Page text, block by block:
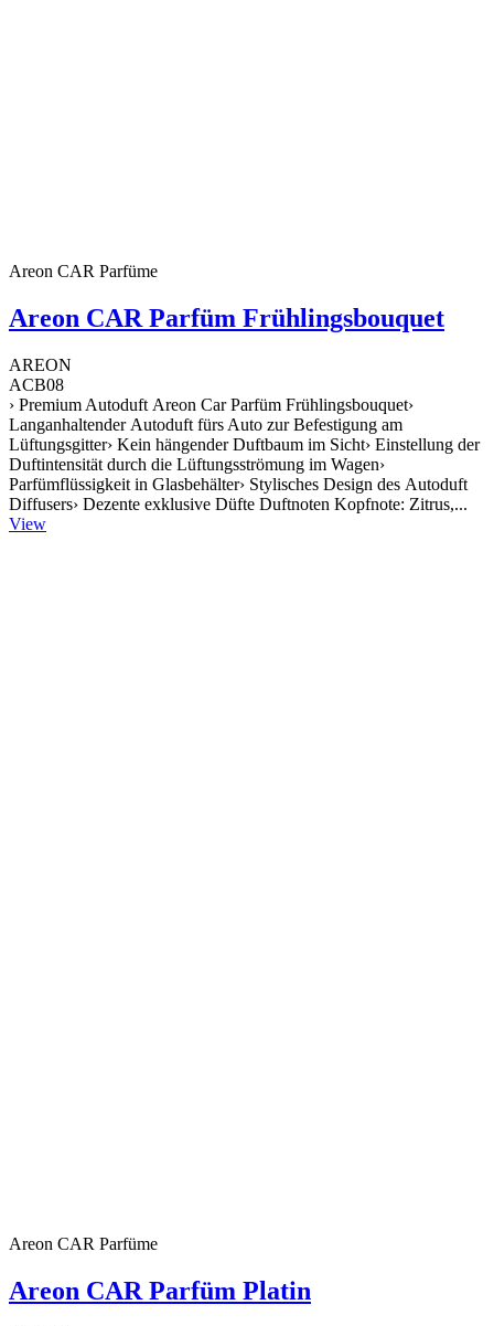
Areon CAR Parfüme
Areon CAR Parfüm Frühlingsbouquet
AREON
ACB08
› Premium Autoduft Areon Car Parfüm Frühlingsbouquet›
Langanhaltender Autoduft fürs Auto zur Befestigung am
Lüftungsgitter› Kein hängender Duftbaum im Sicht› Einstellung der
Duftintensität durch die Lüftungsströmung im Wagen›
Parfümflüssigkeit in Glasbehälter› Stylisches Design des Autoduft
Diffusers› Dezente exklusive Düfte Duftnoten Kopfnote: Zitrus,...
View
Areon CAR Parfüme
Areon CAR Parfüm Platin